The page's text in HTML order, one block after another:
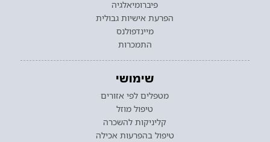
פיברומיאלגיה
הפרעת אישיות גבולית
מיינדפולנס
התמכרות
שימושי
מטפלים לפי אזורים
טיפול מוזל
קליניקות להשכרה
טיפול בהפרעות אכילה